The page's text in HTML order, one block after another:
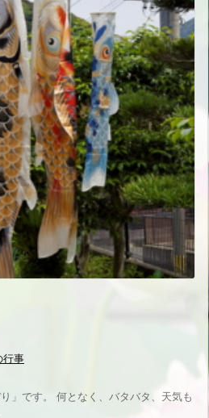
行事
」です。 何となく、バタバタ、天気も